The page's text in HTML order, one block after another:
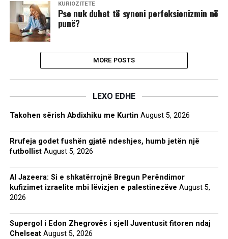
KURIOZITETE
Pse nuk duhet të synoni perfeksionizmin në
punë?
MORE POSTS
LEXO EDHE
Takohen sërish Abdixhiku me Kurtin August 5, 2026
Rrufeja godet fushën gjatë ndeshjes, humb jetën një
futbollist August 5, 2026
Al Jazeera: Si e shkatërrojnë Bregun Perëndimor
kufizimet izraelite mbi lëvizjen e palestinezëve August 5,
2026
Supergol i Edon Zhegrovës i sjell Juventusit fitoren ndaj
Chelseat August 5, 2026